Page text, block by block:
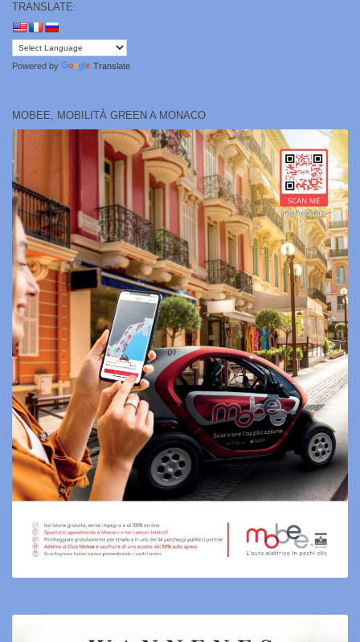
TRANSLATE:
Powered by Translate
MOBEE, MOBILITÀ GREEN A MONACO